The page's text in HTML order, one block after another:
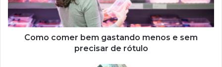
sem
precisar
de
rótuloComo comer bem gastando menos e sem
precisar de rótulo